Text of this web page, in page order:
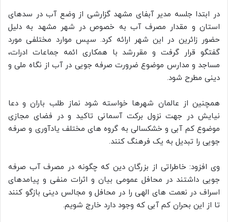
در ابتدا جلسه مدیر آبفای مشهد گزارشی از وضع آب در سدهای
استان و مقدار مصرف آب به خصوص در شهر مشهد به دلیل
حضور زائرین در این شهر ارائه کرد. سپس موارد مختلفی مورد
گفتگو قرار گرفت و مقررشد با همکاری ائمه جماعات ادرات،
مساجد و مدارس موضوع ضرورت صرفه جویی در آب از نگاه ملی و
دینی مطرح شود.
همچنین از عالمان شهرها خواسته شود نماز طلب باران و دعا
نیایش در جهت نزول برکت آسمانی تاکید و در فضای مجازی
موضوع کم آبی و خشکسالی به گروه های مختلف یادآوری و صرفه
جویی را تبدیل به یک فرهنگ کنند.
وی افزود: خاطراتی از بزرگان دین که چگونه در مصرف آب صرفه
جویی داشتند در محافل عمومی بیان و اثرات منفی و پیامدهای
اسراف در نعمت های الهی را در محافل و مجالس دینی بازگو کنند
تا از این بحران کم آبی که وجود دارد خارج شویم.